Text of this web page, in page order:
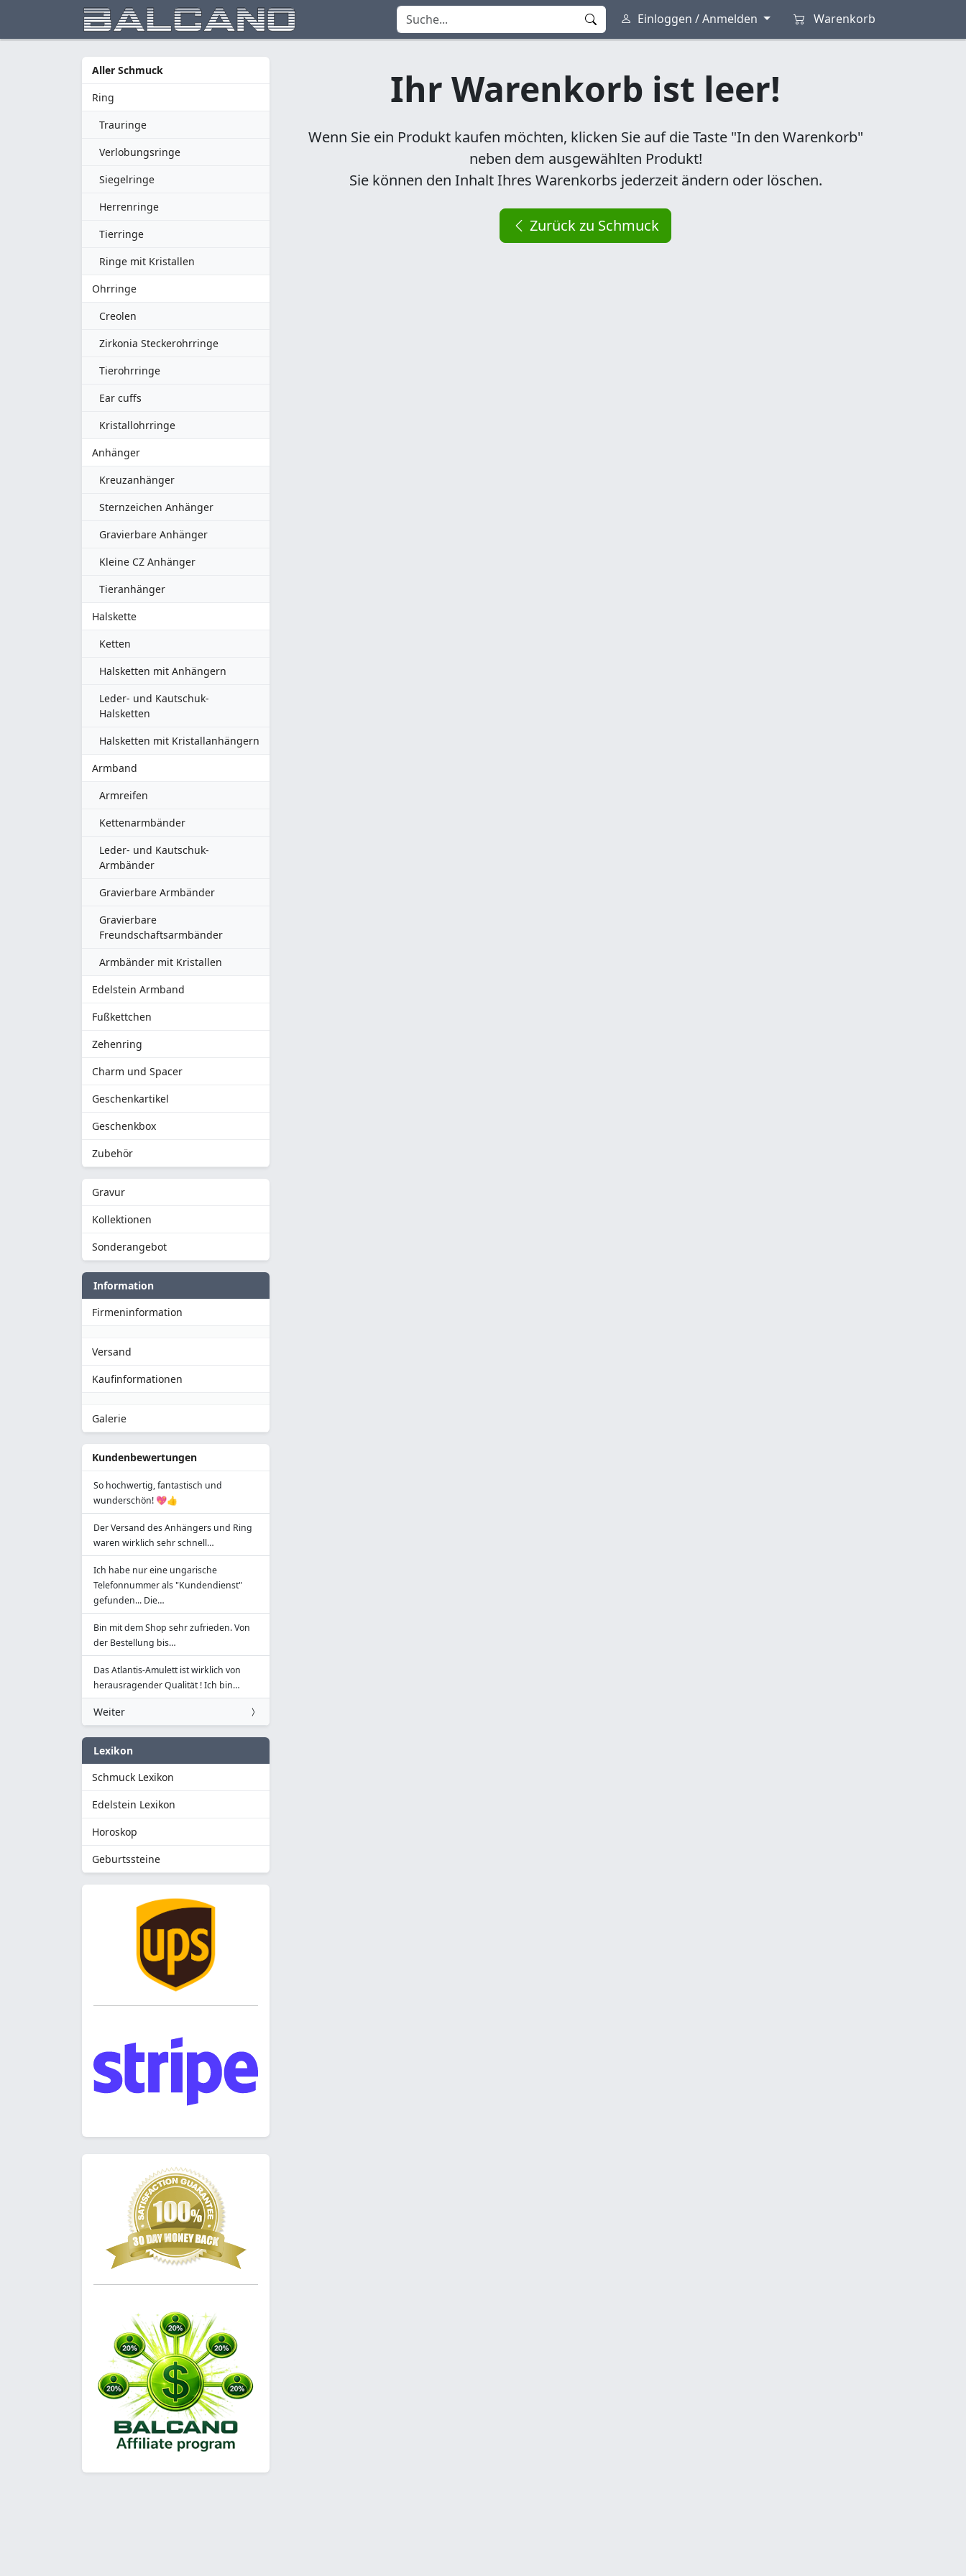
Einloggen / Anmelden Warenkorb
Aller Schmuck
Ring
Trauringe
Verlobungsringe
Siegelringe
Herrenringe
Tierringe
Ringe mit Kristallen
Ohrringe
Creolen
Zirkonia Steckerohrringe
Tierohrringe
Ear cuffs
Kristallohrringe
Anhänger
Kreuzanhänger
Sternzeichen Anhänger
Gravierbare Anhänger
Kleine CZ Anhänger
Tieranhänger
Halskette
Ketten
Halsketten mit Anhängern
Leder- und Kautschuk-
Halsketten
Halsketten mit Kristallanhängern
Armband
Armreifen
Kettenarmbänder
Leder- und Kautschuk-
Armbänder
Gravierbare Armbänder
Gravierbare
Freundschaftsarmbänder
Armbänder mit Kristallen
Edelstein Armband
Fußkettchen
Zehenring
Charm und Spacer
Geschenkartikel
Geschenkbox
Zubehör
Gravur
Kollektionen
Sonderangebot
Information
Firmeninformation
Versand
Kaufinformationen
Galerie
Kundenbewertungen
So hochwertig, fantastisch und
wunderschön! 💖👍
Der Versand des Anhängers und Ring
waren wirklich sehr schnell…
Ich habe nur eine ungarische
Telefonnummer als "Kundendienst"
gefunden... Die…
Bin mit dem Shop sehr zufrieden. Von
der Bestellung bis…
Das Atlantis-Amulett ist wirklich von
herausragender Qualität ! Ich bin…
Weiter
Lexikon
Schmuck Lexikon
Edelstein Lexikon
Horoskop
Geburtssteine
Ihr Warenkorb ist leer!
Wenn Sie ein Produkt kaufen möchten, klicken Sie auf die Taste "In den Warenkorb"
neben dem ausgewählten Produkt!
Sie können den Inhalt Ihres Warenkorbs jederzeit ändern oder löschen.
Zurück zu Schmuck